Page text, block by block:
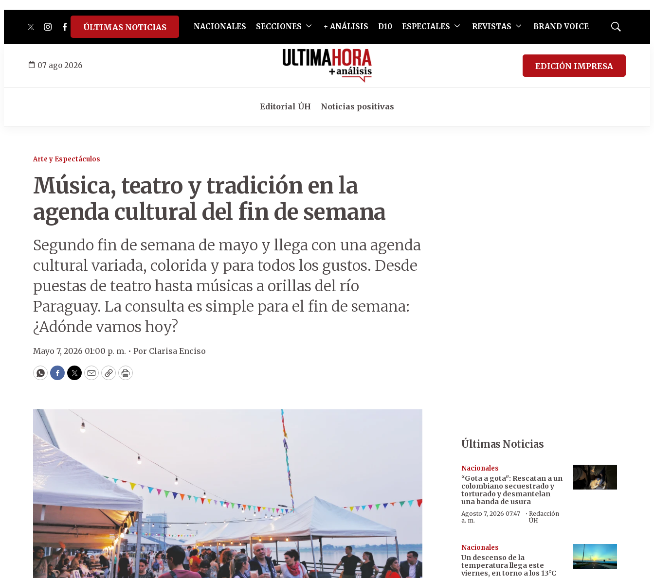
twitterinstagram
facebook
tiktokyoutube
spotify
ÚLTIMAS NOTICIAS NACIONALES SECCIONES + ANÁLISIS D10 ESPECIALES REVISTAS BRAND VOICE
Mostrar
07 ago 2026 EDICIÓN IMPRESA
Editorial ÚH Noticias positivas
Arte y Espectáculos
Música, teatro y tradición en la
agenda cultural del fin de semana
Segundo fin de semana de mayo y llega con una agenda
cultural variada, colorida y para todos los gustos. Desde
puestas de teatro hasta músicas a orillas del río
Paraguay. La consulta es simple para el fin de semana:
¿Adónde vamos hoy?
Mayo 7, 2026 01:00 p. m. • Por Clarisa Enciso
WhatsApp
Facebook
Twitter
EmailCopyPrint
Últimas Noticias
Nacionales
“Gota a gota": Rescatan a un
colombiano secuestrado y
torturado y desmantelan
una banda de usura
Agosto 7, 2026 07:47
a. m.
· Redacción
ÚH
Nacionales
Un descenso de la
temperatura llega este
viernes, en torno a los 13°C